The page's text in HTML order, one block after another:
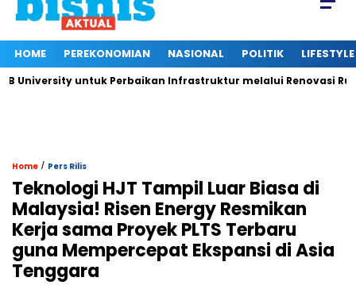
HOME PEREKONOMIAN NASIONAL POLITIK LIFESTYLE
untuk Perbaikan Infrastruktur melalui Renovasi Ruang
Home / Pers Rilis
Teknologi HJT Tampil Luar Biasa di
Malaysia! Risen Energy Resmikan
Kerja sama Proyek PLTS Terbaru
guna Mempercepat Ekspansi di Asia
Tenggara